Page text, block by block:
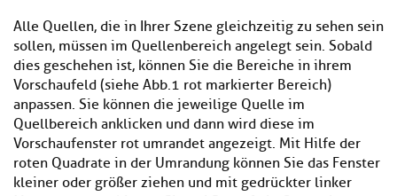
Alle Quellen, die in Ihrer Szene gleichzeitig zu sehen sein
sollen, müssen im Quellenbereich angelegt sein. Sobald
dies geschehen ist, können Sie die Bereiche in ihrem
Vorschaufeld (siehe Abb.1 rot markierter Bereich)
anpassen. Sie können die jeweilige Quelle im
Quellbereich anklicken und dann wird diese im
Vorschaufenster rot umrandet angezeigt. Mit Hilfe der
roten Quadrate in der Umrandung können Sie das Fenster
kleiner oder größer ziehen und mit gedrückter linker